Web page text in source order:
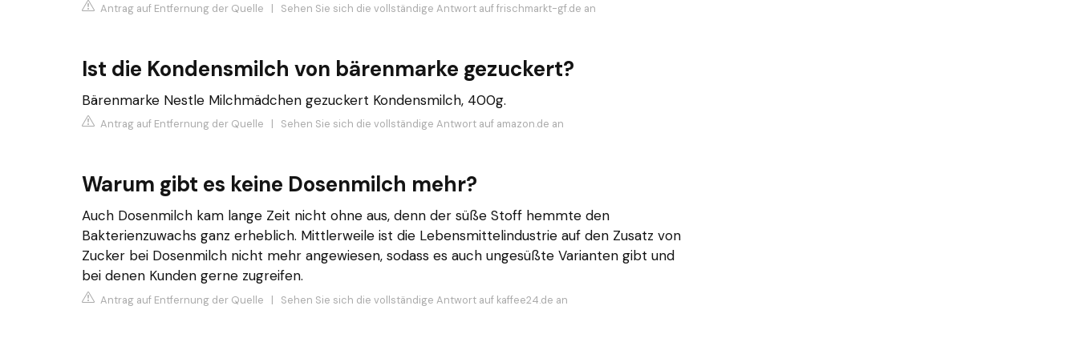
Antrag auf Entfernung der Quelle | Sehen Sie sich die vollständige Antwort auf frischmarkt-gf.de an
Ist die Kondensmilch von bärenmarke gezuckert?
Bärenmarke Nestle Milchmädchen gezuckert Kondensmilch, 400g.
Antrag auf Entfernung der Quelle Sehen Sie sich die vollständige Antwort auf amazon.de an
Warum gibt es keine Dosenmilch mehr?
Auch Dosenmilch kam lange Zeit nicht ohne aus, denn der süße Stoff hemmte den
Bakterienzuwachs ganz erheblich. Mittlerweile ist die Lebensmittelindustrie auf den Zusatz von
Zucker bei Dosenmilch nicht mehr angewiesen, sodass es auch ungesüßte Varianten gibt und
bei denen Kunden gerne zugreifen.
Antrag auf Entfernung der Quelle | Sehen Sie sich die vollständige Antwort auf kaffee24.de an